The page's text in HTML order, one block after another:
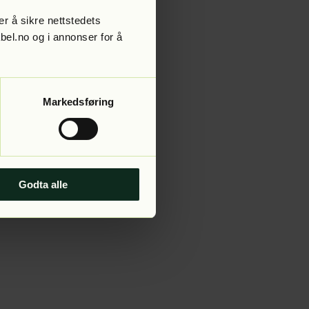
å sikre nettstedets
og i annonser for å
Markedsføring
Godta alle